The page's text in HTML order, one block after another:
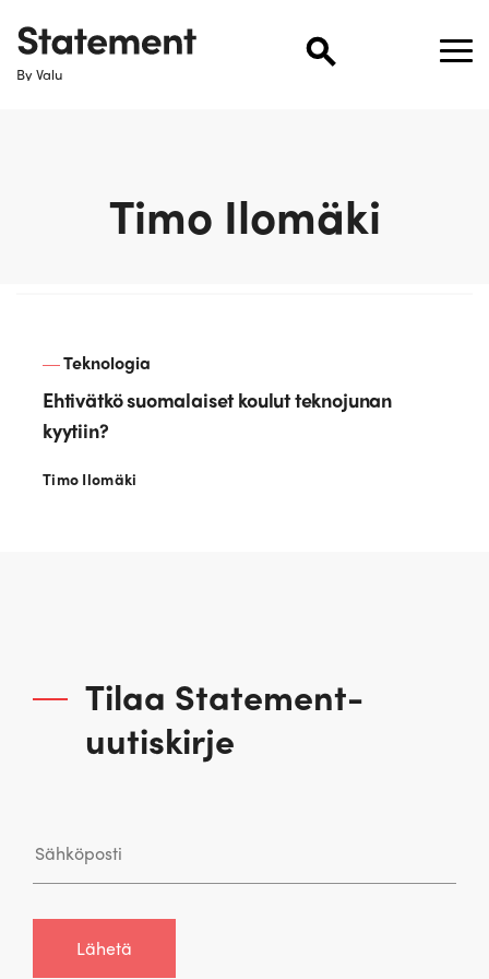
By Valu
Timo Ilomäki
Teknologia
Ehtivätkö suomalaiset koulut teknojunan
kyytiin?
Timo Ilomäki
Tilaa Statement-
uutiskirje